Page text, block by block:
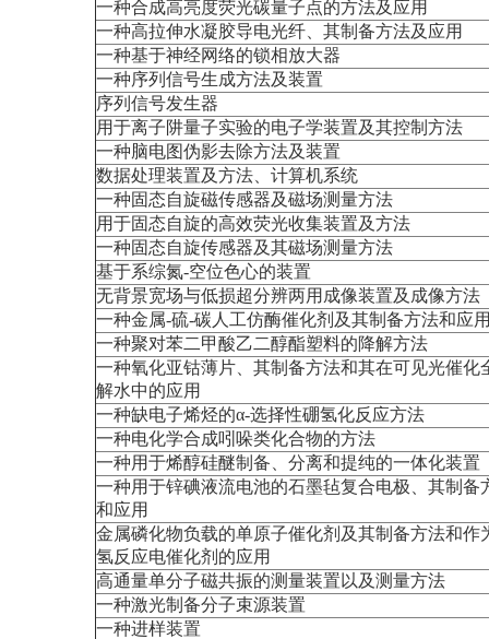
一种合成高亮度荧光碳量子点的方法及应用
一种高拉伸水凝胶导电光纤、其制备方法及应用
一种基于神经网络的锁相放大器
一种序列信号生成方法及装置
序列信号发生器
用于离子阱量子实验的电子学装置及其控制方法
一种脑电图伪影去除方法及装置
数据处理装置及方法、计算机系统
一种固态自旋磁传感器及磁场测量方法
用于固态自旋的高效荧光收集装置及方法
一种固态自旋传感器及其磁场测量方法
基于系综氮-空位色心的装置
无背景宽场与低损超分辨两用成像装置及成像方法
一种金属-硫-碳人工仿酶催化剂及其制备方法和应
一种聚对苯二甲酸乙二醇酯塑料的降解方法
一种氧化亚钴薄片、其制备方法和其在可见光催化
解水中的应用
一种缺电子烯烃的α-选择性硼氢化反应方法
一种电化学合成吲哚类化合物的方法
一种用于烯醇硅醚制备、分离和提纯的一体化装置
一种用于锌碘液流电池的石墨毡复合电极、其制备
和应用
金属磷化物负载的单原子催化剂及其制备方法和作
氢反应电催化剂的应用
高通量单分子磁共振的测量装置以及测量方法
一种激光制备分子束源装置
一种进样装置